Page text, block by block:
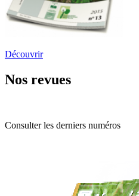
Découvrir
Nos revues
Consulter les derniers numéros